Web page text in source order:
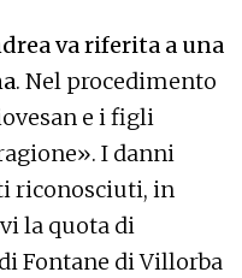
va riferita a una
. Nel procedimento
e i figli
I danni
riconosciuti, in
la quota di
Fontane di Villorba